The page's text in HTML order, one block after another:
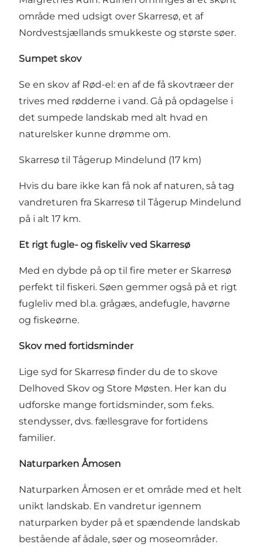
område med udsigt over Skarresø, et af
Nordvestsjællands smukkeste og største søer.
Sumpet skov
Se en skov af Rød-el: en af de få skovtræer der
trives med rødderne i vand. Gå på opdagelse i
det sumpede landskab med alt hvad en
naturelsker kunne drømme om.
Skarresø til Tågerup Mindelund (17 km)
Hvis du bare ikke kan få nok af naturen, så tag
vandreturen fra Skarresø til Tågerup Mindelund
på i alt 17 km.
Et rigt fugle- og fiskeliv ved Skarresø
Med en dybde på op til fire meter er Skarresø
perfekt til fiskeri. Søen gemmer også på et rigt
fugleliv med bl.a. grågæs, andefugle, havørne
og fiskeørne.
Skov med fortidsminder
Lige syd for Skarresø finder du de to skove
Delhoved Skov og Store Møsten. Her kan du
udforske mange fortidsminder, som f.eks.
stendysser, dvs. fællesgrave for fortidens
familier.
Naturparken Åmosen
Naturparken Åmosen er et område med et helt
unikt landskab. En vandretur igennem
naturparken byder på et spændende landskab
bestående af ådale, søer og moseområder.